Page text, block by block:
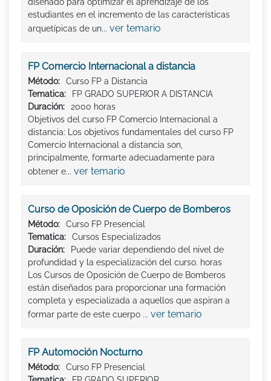
diseñado para optimizar el aprendizaje de los
estudiantes en el incremento de las características
arquetípicas de un... ver temario
FP Comercio Internacional a distancia
Método:
Curso FP a Distancia
Tematica:
FP GRADO SUPERIOR A DISTANCIA
Duración:
2000 horas
Objetivos del curso FP Comercio Internacional a
distancia: Los objetivos fundamentales del curso FP
Comercio Internacional a distancia son,
principalmente, formarte adecuadamente para
obtener e... ver temario
Curso de Oposición de Cuerpo de Bomberos
Método:
Curso FP Presencial
Tematica:
Cursos Especializados
Duración:
Puede variar dependiendo del nivel de
profundidad y la especialización del curso. horas
Los Cursos de Oposición de Cuerpo de Bomberos
están diseñados para proporcionar una formación
completa y especializada a aquellos que aspiran a
formar parte de este cuerpo ... ver temario
FP Automoción Nocturno
Método:
Curso FP Presencial